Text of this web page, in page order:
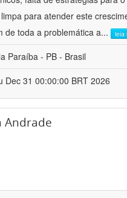
para atender este
de toda a problemática a... leia
Paraíba - PB - Brasil
Dec 31 00:00:00 BRT 2026
Andrade